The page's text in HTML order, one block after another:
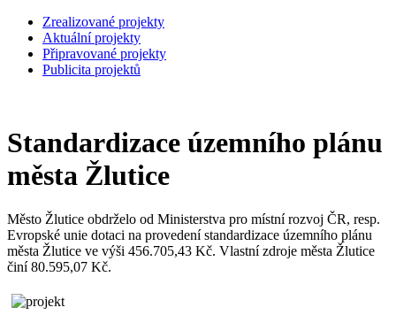
Zrealizované projekty
Aktuální projekty
Připravované projekty
Publicita projektů
Standardizace územního plánu
města Žlutice
Město Žlutice obdrželo od Ministerstva pro místní rozvoj ČR, resp.
Evropské unie dotaci na provedení standardizace územního plánu
města Žlutice ve výši 456.705,43 Kč. Vlastní zdroje města Žlutice
činí 80.595,07 Kč.